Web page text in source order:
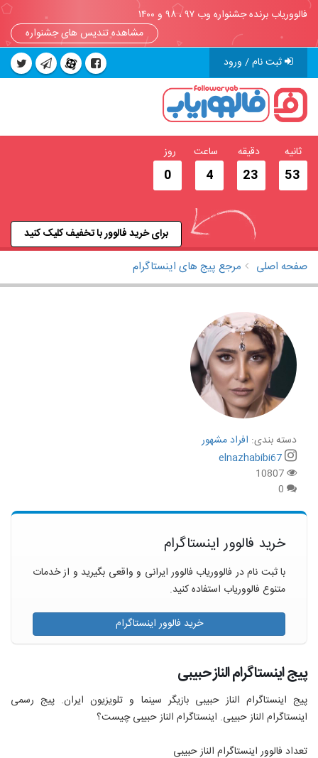
فالووریاب برنده جشنواره وب ۹۷ ، ۹۸ و ۱۴۰۰
مشاهده تندیس های جشنواره
ثبت نام / ورود
52
ثانیه
23
دقیقه
4
ساعت
0
روز
برای خرید فالوور با تخفیف کلیک کنید
صفحه اصلی مرجع پیج های اینستاگرام
دسته بندی: افراد مشهور
elnazhabibi67
خرید فالوور اینستاگرام
با ثبت نام در فالووریاب فالوور ایرانی و واقعی بگیرید و از خدمات
متنوع فالووریاب استفاده کنید.
خرید فالوور اینستاگرام
پیج اینستاگرام الناز حبیبی
پیج اینستاگرام الناز حبیبی بازیگر سینما و تلویزیون ایران. پیج رسمی
اینستاگرام الناز حبیبی. اینستاگرام الناز حبیبی چیست؟
تعداد فالوور اینستاگرام الناز حبیبی